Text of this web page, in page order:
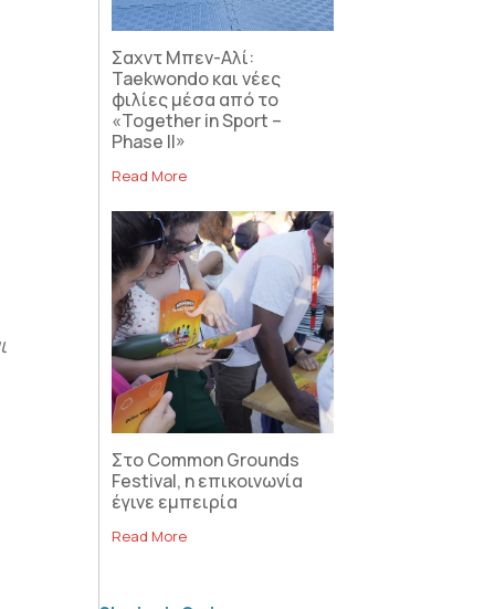
Σαχντ Μπεν-Αλί:
Taekwondo και νέες
φιλίες μέσα από το
«Together in Sport –
Phase II»
Read More
Στο Common Grounds
Festival, η επικοινωνία
έγινε εμπειρία
Read More